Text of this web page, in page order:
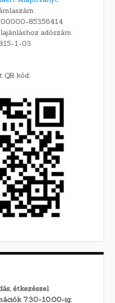
85356414
adószám:
1-03
QR kód:
étkezéssel
7:30-10:00-ig: